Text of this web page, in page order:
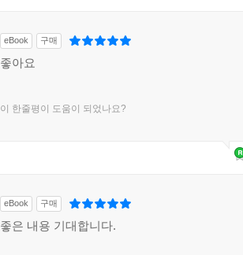
eBook 구매
좋아요
이 한줄평이 도움이 되었나요?
eBook 구매
좋은 내용 기대합니다.